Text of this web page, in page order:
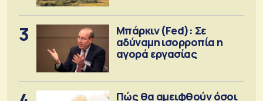
3
Μπάρκιν (Fed): Σε
αδύναμη ισορροπία η
αγορά εργασίας
Πώς θα αμειφθούν όσοι